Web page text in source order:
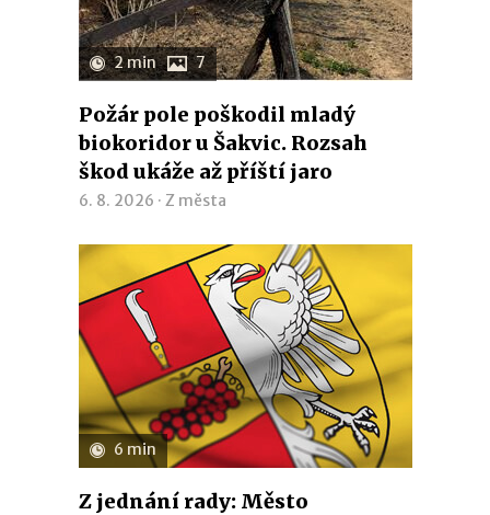
2 min 7
Požár pole poškodil mladý
biokoridor u Šakvic. Rozsah
škod ukáže až příští jaro
6. 8. 2026 · Z města
6 min
Z jednání rady: Město